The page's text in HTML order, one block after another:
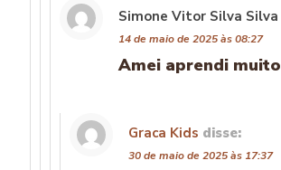
Simone Vitor Silva Silva
14 de maio de 2025 às 08:27
Amei aprendi muito
Graca Kids disse:
30 de maio de 2025 às 17:37